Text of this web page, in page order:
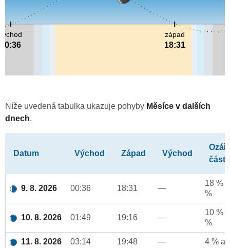
00:36
západ
18:31
Níže uvedená tabulka ukazuje pohyby Měsíce v dalších
dnech.
Datum Východ Západ Východ
část
9. 8. 2026 00:36 18:31 —
18 %
%
10. 8. 2026 01:49 19:16 —
10 %
%
11. 8. 2026 03:14 19:48 — 4 %